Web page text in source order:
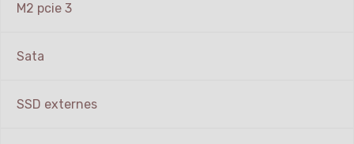
M2 pcie 3
Sata
SSD externes